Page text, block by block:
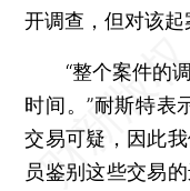
开调查，但对该起
“整个案件的调
时间。”耐斯特表
交易可疑，因此
员鉴别这些交易